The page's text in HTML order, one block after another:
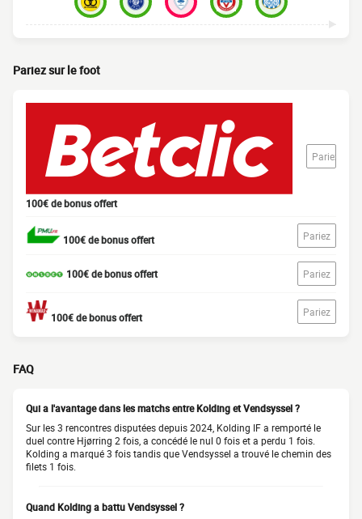
Pariez sur le foot
100€ de bonus offert
Pariez
100€ de bonus offert Pariez
100€ de bonus offert Pariez
100€ de bonus offert Pariez
FAQ
Qui a l'avantage dans les matchs entre Kolding et Vendsyssel ?
Sur les 3 rencontres disputées depuis 2024, Kolding IF a remporté le
duel contre Hjørring 2 fois, a concédé le nul 0 fois et a perdu 1 fois.
Kolding a marqué 3 fois tandis que Vendsyssel a trouvé le chemin des
filets 1 fois.
Quand Kolding a battu Vendsyssel ?